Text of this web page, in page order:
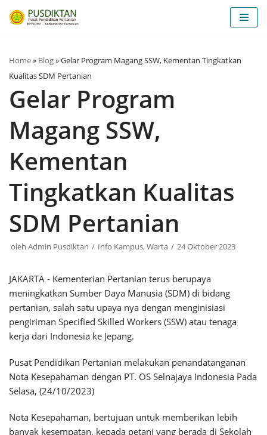
Lompat
ke
Home» Blog»Gelar Program Magang SSW, Kementan Tingkatkan
Kualitas SDM Pertanian
Gelar Program
Magang SSW,
Kementan
Tingkatkan Kualitas
SDM Pertanian
oleh Admin Pusdiktan Info Kampus,Warta 24 Oktober 2023
JAKARTA - Kementerian Pertanian terus berupaya
meningkatkan Sumber Daya Manusia (SDM) di bidang
pertanian, salah satu upaya nya dengan menginisiasi
pengiriman Specified Skilled Workers (SSW) atau tenaga
kerja dari Indonesia ke Jepang.
Pusat Pendidikan Pertanian melakukan penandatanganan
Nota Kesepahaman dengan PT. OS Selnajaya Indonesia Pada
Selasa, (24/10/2023)
Nota Kesepahaman, bertujuan untuk memberikan lebih
banyak kesempatan, kepada petani yang berada di Sekolah